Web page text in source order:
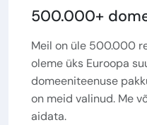
500.000+
Meil on üle 500.000
oleme üks Euroopa
domeeniteenuse
on meid valinud. Me
aidata.